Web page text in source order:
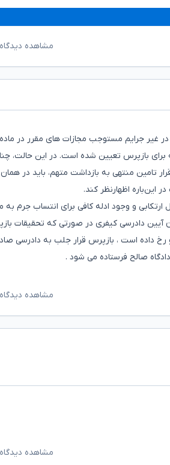
مشاهده
برای بازپرس تعیین شده است. در این حالت،
تامین منتهی به بازداشت متهم، باید در همان
اظهارنظر کند.
ارتکابی و وجود ادله کافی برای انتساب جرم به
دادرسی ... صادر می کند و ... " بنابراین با توجه به قسمت اول ماده ۲۶۵ قانون آیین دادرسی کیفری در صورتی که
داده است ، بازپرس قرار جلب به دادرسی
صالح فرستاده می شود .
مشاهده
مشاهده